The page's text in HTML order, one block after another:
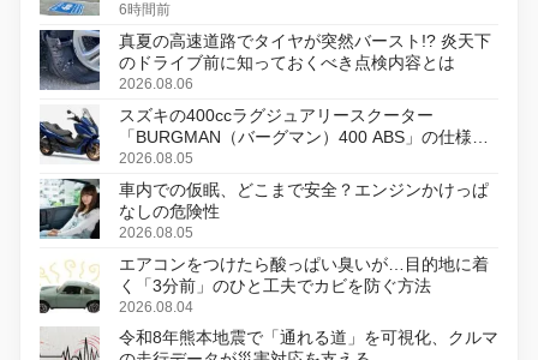
6時間前
真夏の高速道路でタイヤが突然バースト!? 炎天下
のドライブ前に知っておくべき点検内容とは
2026.08.06
スズキの400ccラグジュアリースクーター
「BURGMAN（バーグマン）400 ABS」の仕様を
変更し、8月18日に発売
2026.08.05
車内での仮眠、どこまで安全？エンジンかけっぱ
なしの危険性
2026.08.05
エアコンをつけたら酸っぱい臭いが…目的地に着
く「3分前」のひと工夫でカビを防ぐ方法
2026.08.04
令和8年熊本地震で「通れる道」を可視化、クルマ